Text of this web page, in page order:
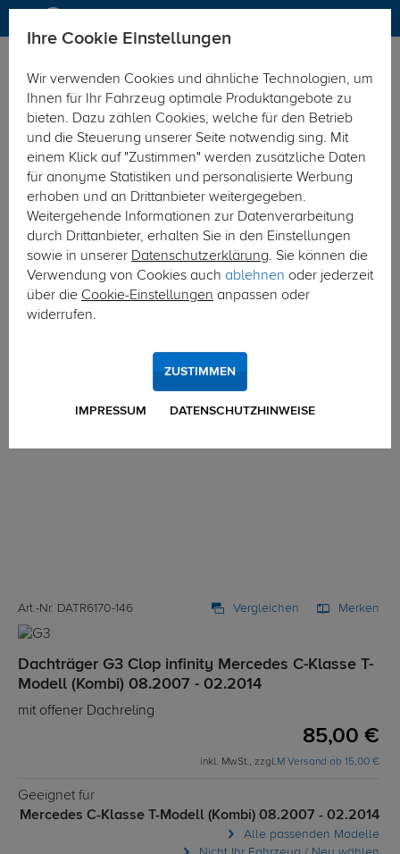
Hier geht's zur Fahrzeugübersicht:
Mercedes C-Klasse T-
Art.-Nr. DATR6170-146 Vergleichen Merken
Dachträger G3 Clop infinity Mercedes C-Klasse T-
Modell (Kombi) 08.2007 - 02.2014
mit offener Dachreling
85,00 €
inkl. MwSt., zzgl.M Versand ab 15,00 €
Geeignet für
Mercedes C-Klasse T-Modell (Kombi) 08.2007 - 02.2014
Alle passenden Modelle
Ihre Cookie Einstellungen
Wir verwenden Cookies und ähnliche Technologien, um
Ihnen für Ihr Fahrzeug optimale Produktangebote zu
bieten. Dazu zählen Cookies, welche für den Betrieb
und die Steuerung unserer Seite notwendig sing. Mit
einem Klick auf "Zustimmen" werden zusätzliche Daten
für anonyme Statistiken und personalisierte Werbung
erhoben und an Drittanbieter weitergegeben.
Weitergehende Informationen zur Datenverarbeitung
durch Drittanbieter, erhalten Sie in den Einstellungen
sowie in unserer Datenschutzerklärung. Sie können die
Verwendung von Cookies auch ablehnen oder jederzeit
über die Cookie-Einstellungen anpassen oder
widerrufen.
IMPRESSUM DATENSCHUTZHINWEISE
ZUSTIMMEN